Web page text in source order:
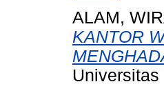
ALAM,
KANTOR